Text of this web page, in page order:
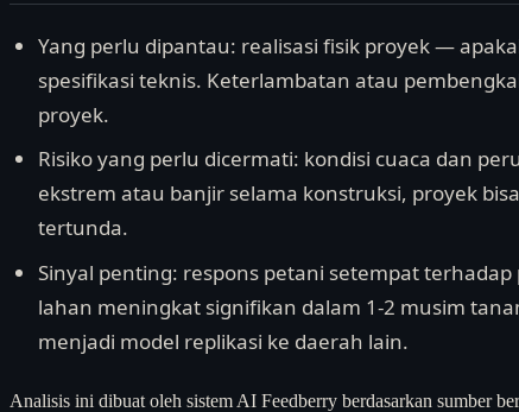
Yang perlu dipantau: realisasi fisik proyek —
spesifikasi teknis. Keterlambatan atau
proyek.
Risiko yang perlu dicermati: kondisi cuaca dan
ekstrem atau banjir selama konstruksi, proyek
tertunda.
Sinyal penting: respons petani setempat
lahan meningkat signifikan dalam 1-2 musim
menjadi model replikasi ke daerah lain.
Analisis ini dibuat oleh sistem AI Feedberry berdasarkan sumber